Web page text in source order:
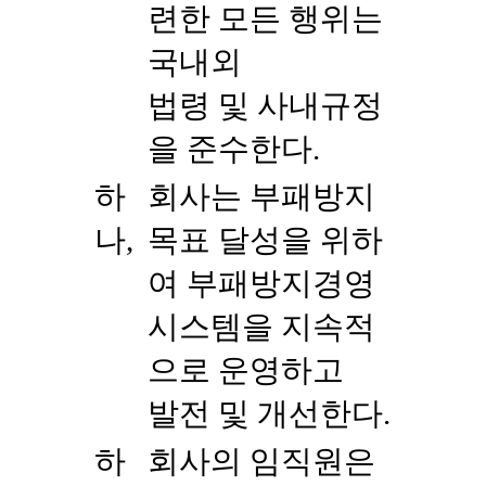
련한 모든 행위는
국내외
법령 및 사내규정
을 준수한다.
하
나,
회사는 부패방지
목표 달성을 위하
여 부패방지경영
시스템을 지속적
으로 운영하고
발전 및 개선한다.
하
회사의 임직원은